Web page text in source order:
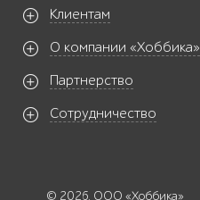
Клиентам
О компании «Хоббика»
Партнерство
Сотрудничество
© 2026. ООО «Хоббика»